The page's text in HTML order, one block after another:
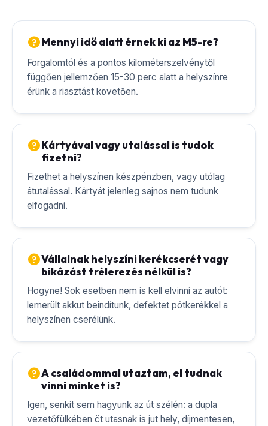
Mennyi idő alatt érnek ki az M5-re?
Forgalomtól és a pontos kilométerszelvénytől
függően jellemzően 15-30 perc alatt a helyszínre
érünk a riasztást követően.
Kártyával vagy utalással is tudok
fizetni?
Fizethet a helyszínen készpénzben, vagy utólag
átutalással. Kártyát jelenleg sajnos nem tudunk
elfogadni.
Vállalnak helyszíni kerékcserét vagy
bikázást trélerezés nélkül is?
Hogyne! Sok esetben nem is kell elvinni az autót:
lemerült akkut beindítunk, defektet pótkerékkel a
helyszínen cserélünk.
A családommal utaztam, el tudnak
vinni minket is?
Igen, senkit sem hagyunk az út szélén: a dupla
vezetőfülkében öt utasnak is jut hely, díjmentesen,